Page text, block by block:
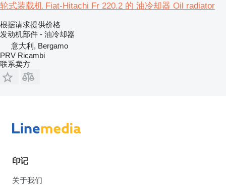
轮式装载机 Fiat-Hitachi Fr 220.2 的 油冷却器 Oil radiator
根据请求提供价格
发动机部件 - 油冷却器
意大利, Bergamo
PRV Ricambi
联系卖方
印记
关于我们